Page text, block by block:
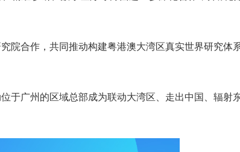
合作，共同推动构建粤港澳大湾区真实世界研究体
广州的区域总部成为联动大湾区、走出中国、辐射